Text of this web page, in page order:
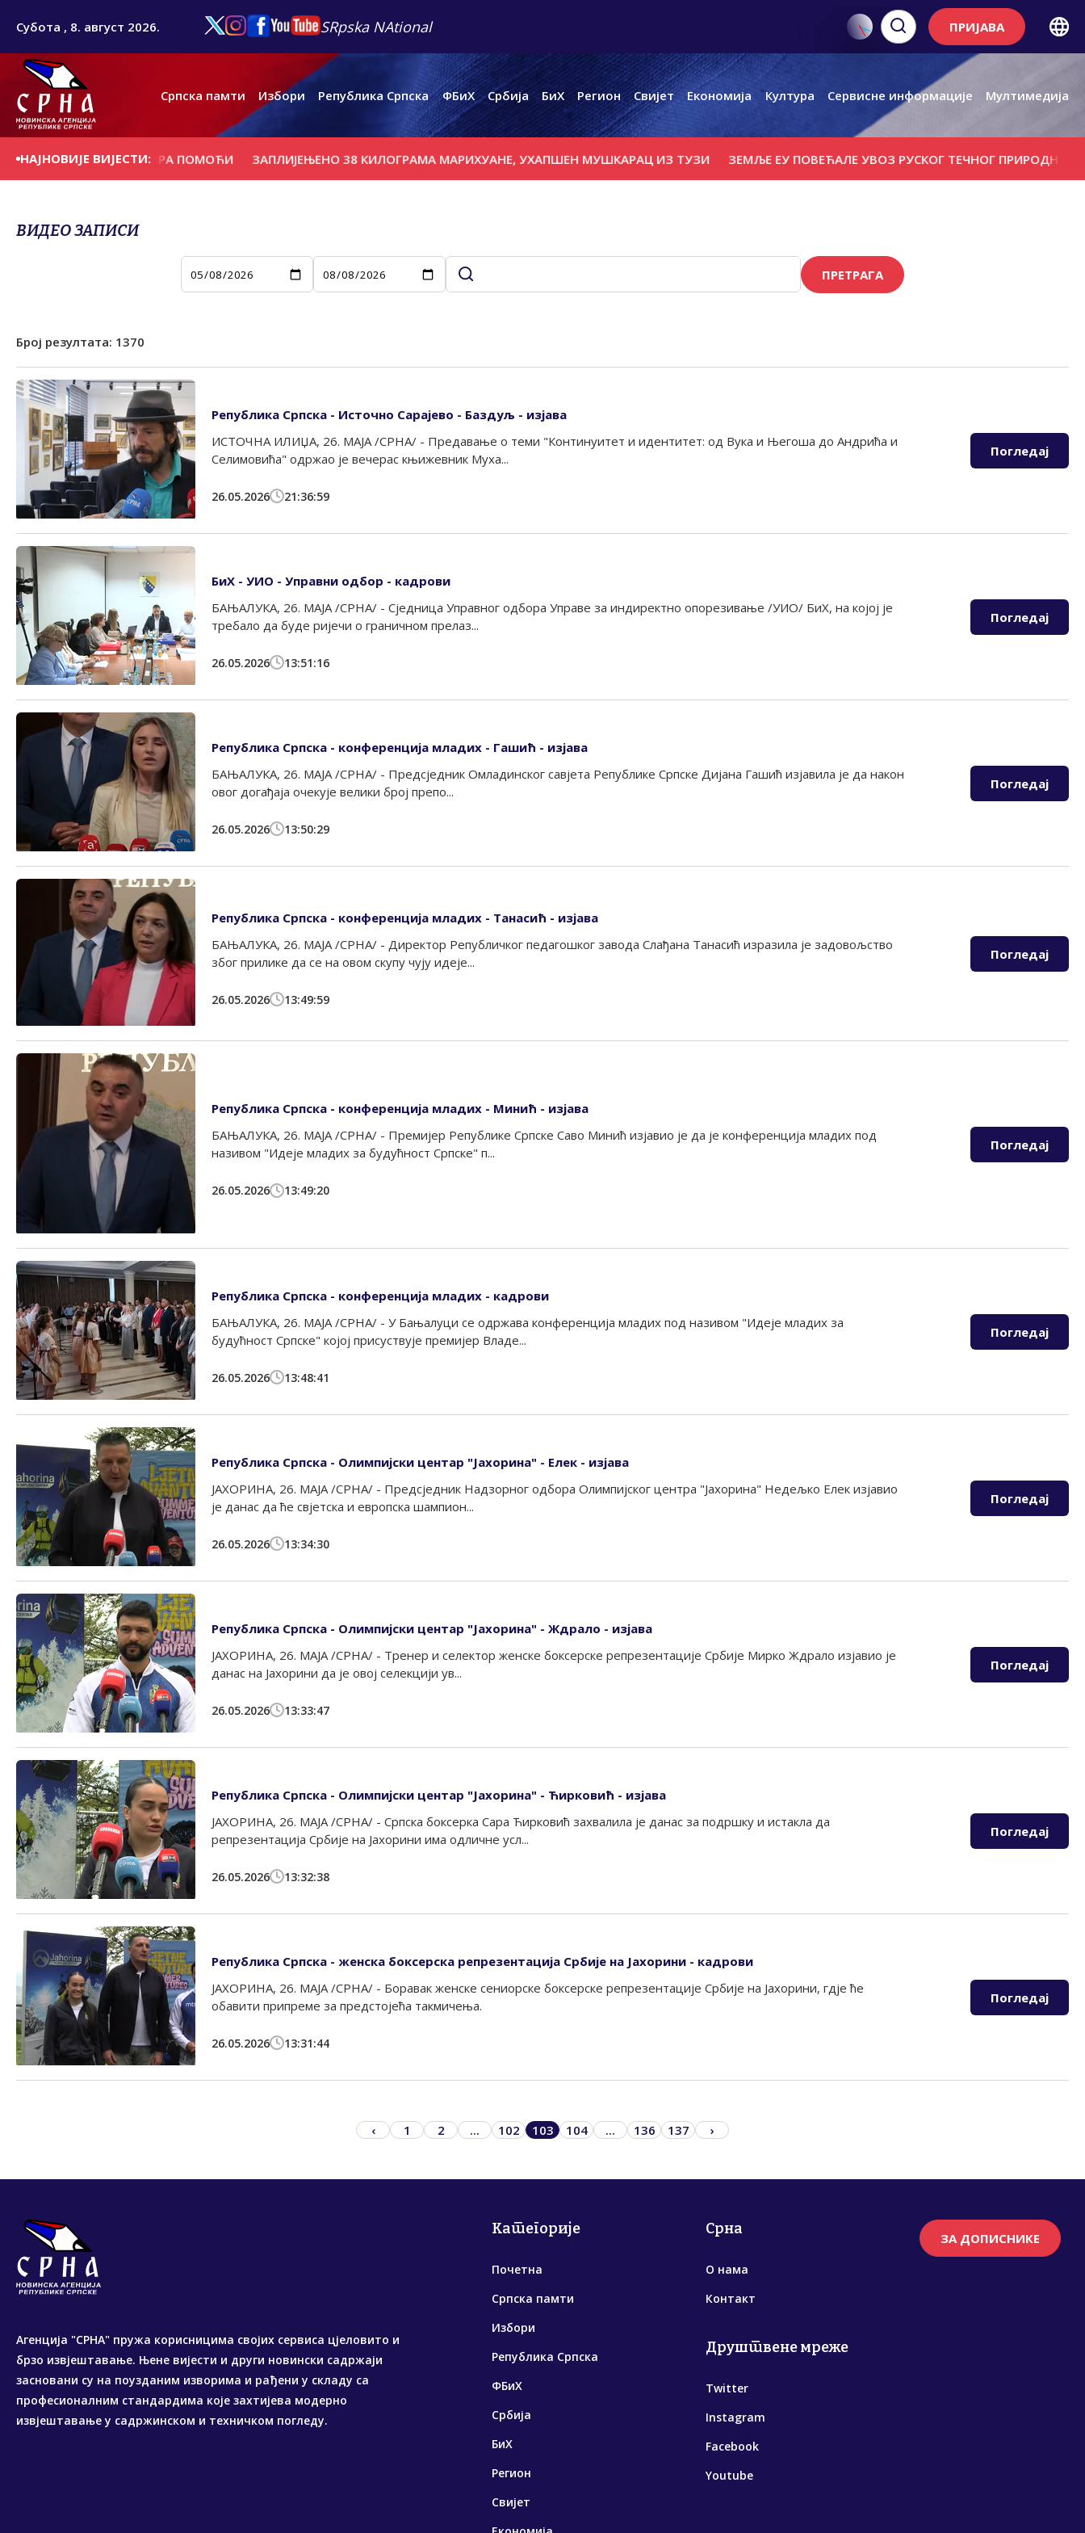
Субота , 8. август 2026. SRpska NAtional ПРИЈАВА
Српска памти Избори Република Српска ФБиХ Србија БиХ Регион Свијет Економија Култура Сервисне информације Мултимедија
НАЈНОВИЈЕ ВИЈЕСТИ:
МИЛИЈАРДЕ ЕВРА ПОМОЋИ ЗАПЛИЈЕЊЕНО 38 КИЛОГРАМА МАРИХУАНЕ, УХАПШЕН МУШКАРАЦ ИЗ ТУЗИ ЗЕМЉЕ ЕУ ПОВЕЋАЛЕ УВОЗ РУСКОГ ТЕЧНОГ ПРИРОДНОГ ГАСА
ВИДЕО ЗАПИСИ
ПРЕТРАГА
Број резултата: 1370
Република Српска - Источно Сарајево - Баздуљ - изјава
ИСТОЧНА ИЛИЏА, 26. МАЈА /СРНА/ - Предавање о теми "Континуитет и идентитет: од Вука и Његоша до Андрића и
Селимовића" одржао је вечерас књижевник Муха...
26.05.2026 21:36:59
Погледај
БиХ - УИО - Управни одбор - кадрови
БАЊАЛУКА, 26. МАЈА /СРНА/ - Сједница Управног одбора Управе за индиректно опорезивање /УИО/ БиХ, на којој је
требало да буде ријечи о граничном прелаз...
26.05.2026 13:51:16
Погледај
Република Српска - конференција младих - Гашић - изјава
БАЊАЛУКА, 26. МАЈА /СРНА/ - Предсједник Омладинског савјета Републике Српске Дијана Гашић изјавила је да након
овог догађаја очекује велики број препо...
26.05.2026 13:50:29
Погледај
Република Српска - конференција младих - Танасић - изјава
БАЊАЛУКА, 26. МАЈА /СРНА/ - Директор Републичког педагошког завода Слађана Танасић изразила је задовољство
због прилике да се на овом скупу чују идеје...
26.05.2026 13:49:59
Погледај
Република Српска - конференција младих - Минић - изјава
БАЊАЛУКА, 26. МАЈА /СРНА/ - Премијер Републике Српске Саво Минић изјавио је да је конференција младих под
називом "Идеје младих за будућност Српске" п...
26.05.2026 13:49:20
Погледај
Република Српска - конференција младих - кадрови
БАЊАЛУКА, 26. МАЈА /СРНА/ - У Бањалуци се одржава конференција младих под називом "Идеје младих за
будућност Српске" којој присуствује премијер Владе...
26.05.2026 13:48:41
Погледај
Република Српска - Олимпијски центар "Јахорина" - Елек - изјава
ЈАХОРИНА, 26. МАЈА /СРНА/ - Предсједник Надзорног одбора Олимпијског центра "Јахорина" Недељко Елек изјавио
је данас да ће свјетска и европска шампион...
26.05.2026 13:34:30
Погледај
Република Српска - Олимпијски центар "Јахорина" - Ждрало - изјава
ЈАХОРИНА, 26. МАЈА /СРНА/ - Тренер и селектор женске боксерске репрезентације Србије Мирко Ждрало изјавио је
данас на Јахорини да је овој селекцији ув...
26.05.2026 13:33:47
Погледај
Република Српска - Олимпијски центар "Јахорина" - Ћирковић - изјава
ЈАХОРИНА, 26. МАЈА /СРНА/ - Српска боксерка Сара Ћирковић захвалила је данас за подршку и истакла да
репрезентација Србије на Јахорини има одличне усл...
26.05.2026 13:32:38
Погледај
Република Српска - женска боксерска репрезентација Србије на Јахорини - кадрови
ЈАХОРИНА, 26. МАЈА /СРНА/ - Боравак женске сениорске боксерске репрезентације Србије на Јахорини, гдје ће
обавити припреме за предстојећа такмичења.
26.05.2026 13:31:44
Погледај
‹ 1 2 ... 102 103 104 ... 136 137 ›
Агенција "СРНА" пружа корисницима својих сервиса цјеловито и
брзо извјештавање. Њене вијести и други новински садржаји
засновани су на поузданим изворима и рађени у складу са
професионалним стандардима које захтијева модерно
извјештавање у садржинском и техничком погледу.
Категорије
Почетна
Српска памти
Избори
Република Српска
ФБиХ
Србија
БиХ
Регион
Свијет
Срна
О нама
Контакт
Друштвене мреже
Twitter
Instagram
Facebook
Youtube
ЗА ДОПИСНИКЕ